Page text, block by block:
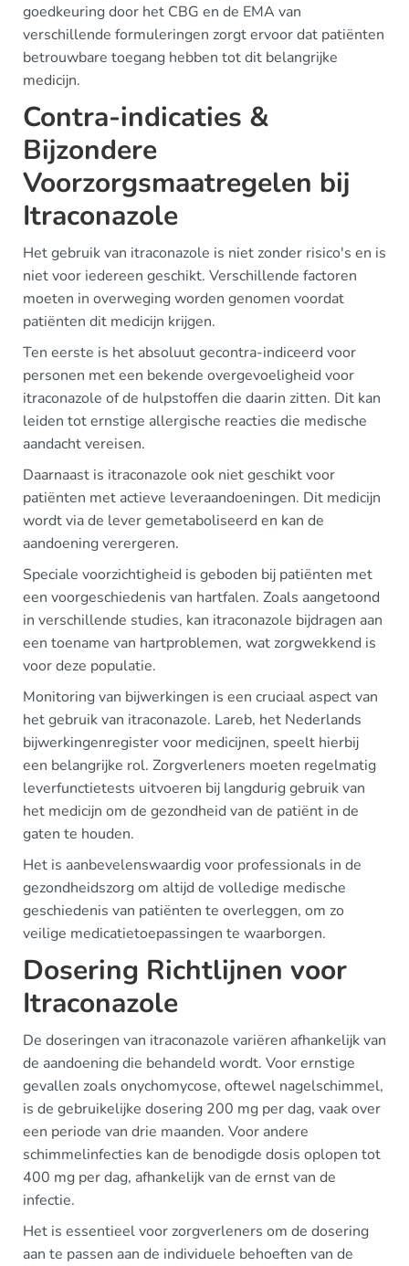
goedkeuring door het CBG en de EMA van
verschillende formuleringen zorgt ervoor dat patiënten
betrouwbare toegang hebben tot dit belangrijke
medicijn.
Contra-indicaties &
Bijzondere
Voorzorgsmaatregelen bij
Itraconazole
Het gebruik van itraconazole is niet zonder risico's en is
niet voor iedereen geschikt. Verschillende factoren
moeten in overweging worden genomen voordat
patiënten dit medicijn krijgen.
Ten eerste is het absoluut gecontra-indiceerd voor
personen met een bekende overgevoeligheid voor
itraconazole of de hulpstoffen die daarin zitten. Dit kan
leiden tot ernstige allergische reacties die medische
aandacht vereisen.
Daarnaast is itraconazole ook niet geschikt voor
patiënten met actieve leveraandoeningen. Dit medicijn
wordt via de lever gemetaboliseerd en kan de
aandoening verergeren.
Speciale voorzichtigheid is geboden bij patiënten met
een voorgeschiedenis van hartfalen. Zoals aangetoond
in verschillende studies, kan itraconazole bijdragen aan
een toename van hartproblemen, wat zorgwekkend is
voor deze populatie.
Monitoring van bijwerkingen is een cruciaal aspect van
het gebruik van itraconazole. Lareb, het Nederlands
bijwerkingenregister voor medicijnen, speelt hierbij
een belangrijke rol. Zorgverleners moeten regelmatig
leverfunctietests uitvoeren bij langdurig gebruik van
het medicijn om de gezondheid van de patiënt in de
gaten te houden.
Het is aanbevelenswaardig voor professionals in de
gezondheidszorg om altijd de volledige medische
geschiedenis van patiënten te overleggen, om zo
veilige medicatietoepassingen te waarborgen.
Dosering Richtlijnen voor
Itraconazole
De doseringen van itraconazole variëren afhankelijk van
de aandoening die behandeld wordt. Voor ernstige
gevallen zoals onychomycose, oftewel nagelschimmel,
is de gebruikelijke dosering 200 mg per dag, vaak over
een periode van drie maanden. Voor andere
schimmelinfecties kan de benodigde dosis oplopen tot
400 mg per dag, afhankelijk van de ernst van de
infectie.
Het is essentieel voor zorgverleners om de dosering
aan te passen aan de individuele behoeften van de